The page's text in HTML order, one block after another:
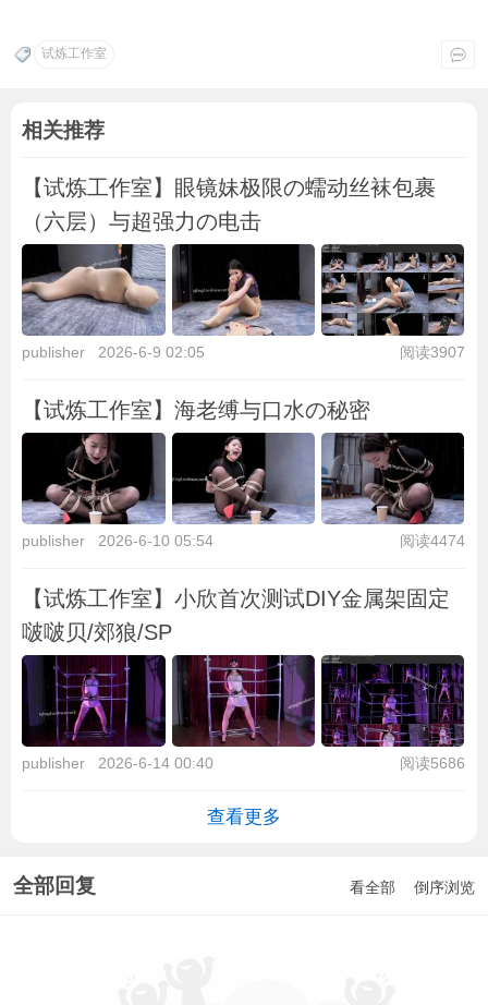
试炼工作室
相关推荐
【试炼工作室】眼镜妹极限の蠕动丝袜包裹
（六层）与超强力の电击
publisher 2026-6-9 02:05 阅读3907
【试炼工作室】海老缚与口水の秘密
publisher 2026-6-10 05:54 阅读4474
【试炼工作室】小欣首次测试DIY金属架固定
啵啵贝/郊狼/SP
publisher 2026-6-14 00:40 阅读5686
查看更多
全部回复 看全部 倒序浏览